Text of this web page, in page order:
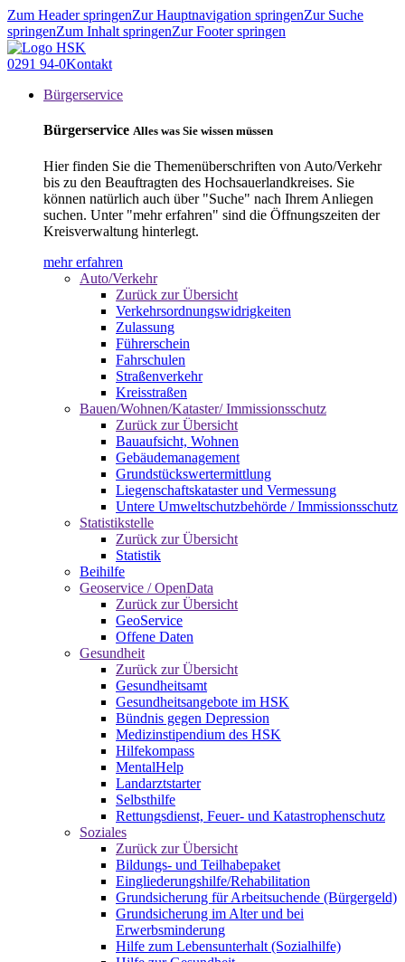
Zum Header springenZur Hauptnavigation springenZur Suche
springenZum Inhalt springenZur Footer springen
0291 94-0Kontakt
Bürgerservice
Bürgerservice Alles was Sie wissen müssen
Hier finden Sie die Themenüberschriften von Auto/Verkehr
bis zu den Beauftragten des Hochsauerlandkreises. Sie
können natürlich auch über "Suche" nach Ihrem Anliegen
suchen. Unter "mehr erfahren" sind die Öffnungszeiten der
Kreisverwaltung hinterlegt.
mehr erfahren
Auto/Verkehr
Zurück zur Übersicht
Verkehrsordnungswidrigkeiten
Zulassung
Führerschein
Fahrschulen
Straßenverkehr
Kreisstraßen
Bauen/Wohnen/Kataster/ Immissionsschutz
Zurück zur Übersicht
Bauaufsicht, Wohnen
Gebäudemanagement
Grundstückswertermittlung
Liegenschaftskataster und Vermessung
Untere Umweltschutzbehörde / Immissionsschutz
Statistikstelle
Zurück zur Übersicht
Statistik
Beihilfe
Geoservice / OpenData
Zurück zur Übersicht
GeoService
Offene Daten
Gesundheit
Zurück zur Übersicht
Gesundheitsamt
Gesundheitsangebote im HSK
Bündnis gegen Depression
Medizinstipendium des HSK
Hilfekompass
MentalHelp
Landarztstarter
Selbsthilfe
Rettungsdienst, Feuer- und Katastrophenschutz
Soziales
Zurück zur Übersicht
Bildungs- und Teilhabepaket
Eingliederungshilfe/Rehabilitation
Grundsicherung für Arbeitsuchende (Bürgergeld)
Grundsicherung im Alter und bei
Erwerbsminderung
Hilfe zum Lebensunterhalt (Sozialhilfe)